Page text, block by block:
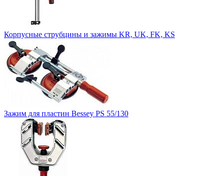
Корпусные струбцины и зажимы KR, UK, FK, KS
Зажим для пластин Bessey PS 55/130